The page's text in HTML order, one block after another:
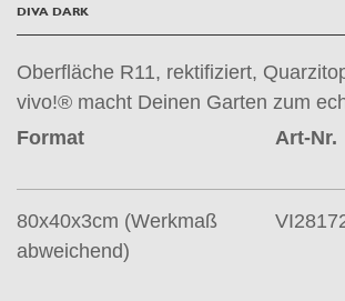
DIVA DARK
Oberfläche R11, rektifiziert,
vivo!® macht Deinen Garten zum
Format
Art-Nr.
80x40x3cm (Werkmaß
abweichend)